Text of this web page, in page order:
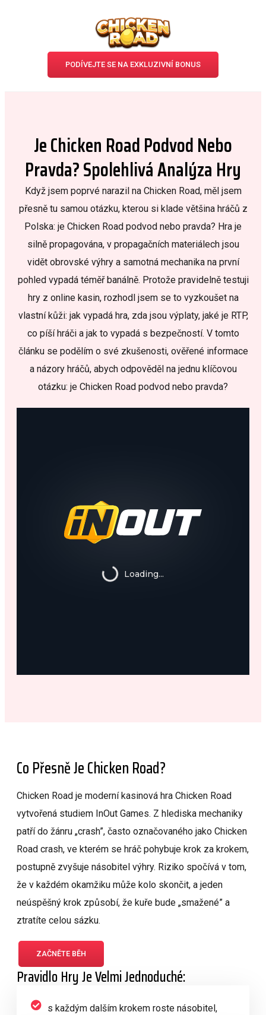
PODÍVEJTE SE NA EXKLUZIVNÍ BONUS
Je Chicken Road Podvod Nebo
Pravda? Spolehlivá Analýza Hry
Když jsem poprvé narazil na Chicken Road, měl jsem
přesně tu samou otázku, kterou si klade většina hráčů z
Polska: je Chicken Road podvod nebo pravda? Hra je
silně propagována, v propagačních materiálech jsou
vidět obrovské výhry a samotná mechanika na první
pohled vypadá téměř banálně. Protože pravidelně testuji
hry z online kasin, rozhodl jsem se to vyzkoušet na
vlastní kůži: jak vypadá hra, zda jsou výplaty, jaké je RTP,
co píší hráči a jak to vypadá s bezpečností. V tomto
článku se podělím o své zkušenosti, ověřené informace
a názory hráčů, abych odpověděl na jednu klíčovou
otázku: je Chicken Road podvod nebo pravda?
Co Přesně Je Chicken Road?
Chicken Road je moderní kasinová hra Chicken Road
vytvořená studiem InOut Games. Z hlediska mechaniky
patří do žánru „crash”, často označovaného jako Chicken
Road crash, ve kterém se hráč pohybuje krok za krokem,
postupně zvyšuje násobitel výhry. Riziko spočívá v tom,
že v každém okamžiku může kolo skončit, a jeden
neúspěšný krok způsobí, že kuře bude „smažené” a
ztratíte celou sázku.
ZAČNĚTE BĚH
Pravidlo Hry Je Velmi Jednoduché:
s každým dalším krokem roste násobitel,